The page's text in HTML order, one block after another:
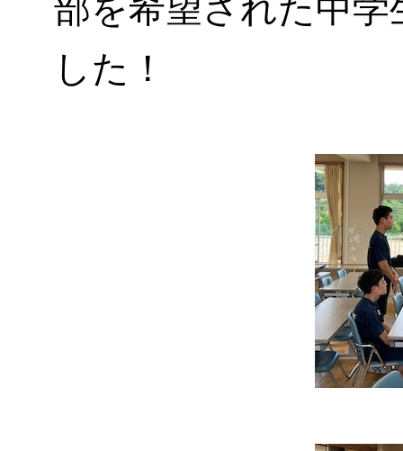
部を希望された中
した！